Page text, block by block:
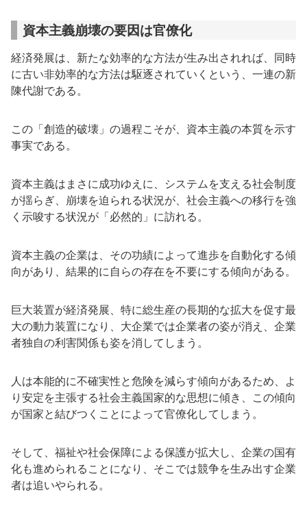
資本主義崩壊の要因は官僚化
経済発展は、新たな効率的な方法が生み出されれば、同時
に古い非効率的な方法は駆逐されていくという、一連の新
陳代謝である。
この「創造的破壊」の過程こそが、資本主義の本質を示す
事実である。
資本主義はまさに成功ゆえに、システムを支える社会制度
が揺らぎ、崩壊を迫られる状況が、社会主義への移行を強
く示唆する状況が「必然的」に訪れる。
資本主義の企業は、その功績によって進歩を自動化する傾
向があり、結果的に自らの存在を不要にする傾向がある。
巨大装置が経済発展、特に総生産の長期的な拡大を促す最
大の動力装置になり、大企業では企業者の姿が消え、企業
者独自の利害関係も姿を消してしまう。
人は本能的に不確実性と危険を減らす傾向があるため、よ
り安定を主張する社会主義国家的な思想に傾き、この傾向
が国家と結びつくことによって官僚化してしまう。
そして、福祉や社会保障による保護が拡大し、企業の国有
化も進められることになり、そこでは競争を生み出す企業
者は追いやられる。